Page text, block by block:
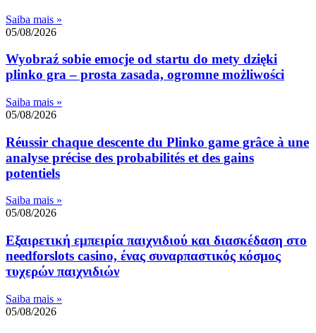
Saiba mais »
05/08/2026
Wyobraź sobie emocje od startu do mety dzięki
plinko gra – prosta zasada, ogromne możliwości
Saiba mais »
05/08/2026
Réussir chaque descente du Plinko game grâce à une
analyse précise des probabilités et des gains
potentiels
Saiba mais »
05/08/2026
Εξαιρετική εμπειρία παιχνιδιού και διασκέδαση στο
needforslots casino, ένας συναρπαστικός κόσμος
τυχερών παιχνιδιών
Saiba mais »
05/08/2026